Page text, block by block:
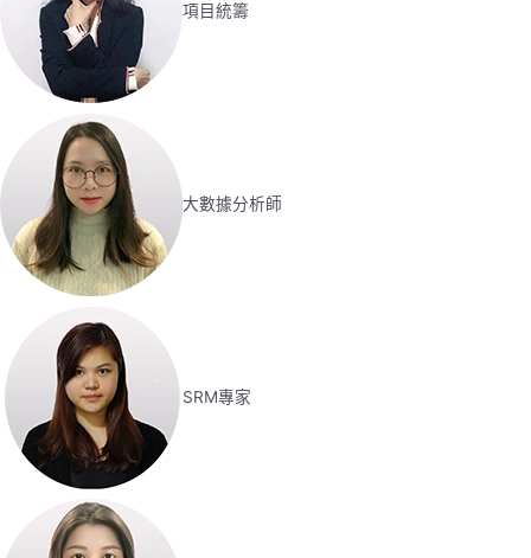
項目統籌
大數據分析師
SRM專家